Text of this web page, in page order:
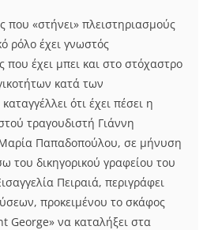
«στήνει» πλειστηριασμούς
ρόλο έχει γνωστός
έχει μπει και στο στόχαστρο
κατά των
ότι έχει πέσει η
τραγουδιστή Γιάννη
Παπαδοπούλου, σε μήνυση
του δικηγορικού γραφείου του
Πειραιά, περιγράφει
προκειμένου το σκάφος
George» να καταλήξει στα